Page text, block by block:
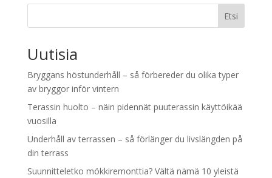
Etsi
Uutisia
Bryggans höstunderhåll – så förbereder du olika typer
av bryggor inför vintern
Terassin huolto – näin pidennät puuterassin käyttöikää
vuosilla
Underhåll av terrassen – så förlänger du livslängden på
din terrass
Suunnitteletko mökkiremonttia? Vältä nämä 10 yleistä